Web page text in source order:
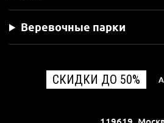
Веревочные парки
СКИДКИ ДО 50%